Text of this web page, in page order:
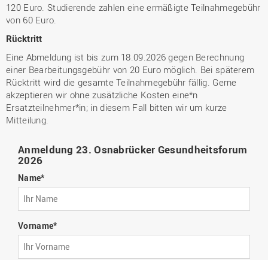
120 Euro. Studierende zahlen eine ermäßigte Teilnahmegebühr
von 60 Euro.
Rücktritt
Eine Abmeldung ist bis zum 18.09.2026 gegen Berechnung
einer Bearbeitungsgebühr von 20 Euro möglich. Bei späterem
Rücktritt wird die gesamte Teilnahmegebühr fällig. Gerne
akzeptieren wir ohne zusätzliche Kosten eine*n
Ersatzteilnehmer*in; in diesem Fall bitten wir um kurze
Mitteilung.
Anmeldung 23. Osnabrücker Gesundheitsforum
2026
Name*
Vorname*